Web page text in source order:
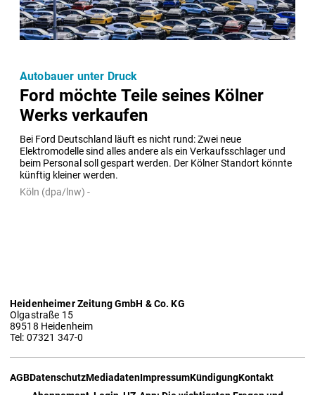
Ford möchte Teile seines Kölner
Werks verkaufen
Bei Ford Deutschland läuft es nicht rund: Zwei neue
Elektromodelle sind alles andere als ein Verkaufsschlager und
beim Personal soll gespart werden. Der Kölner Standort könnte
künftig kleiner werden.
Autobauer unter Druck
Köln (dpa/lnw) -
Heidenheimer Zeitung GmbH & Co. KG
Olgastraße 15
89518 Heidenheim
Tel: 07321 347-0
AGBDatenschutzMediadatenImpressumKündigungKontakt